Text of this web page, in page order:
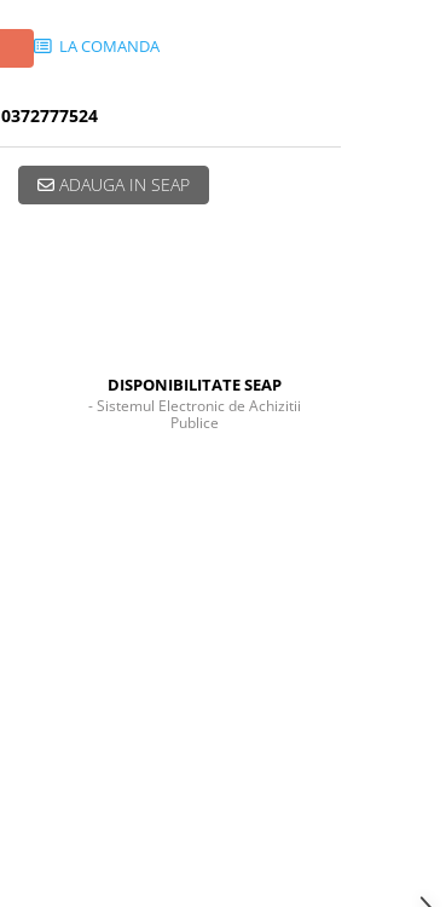
LA COMANDA
0372777524
ADAUGA IN SEAP
DISPONIBILITATE SEAP
- Sistemul Electronic de Achizitii
Publice